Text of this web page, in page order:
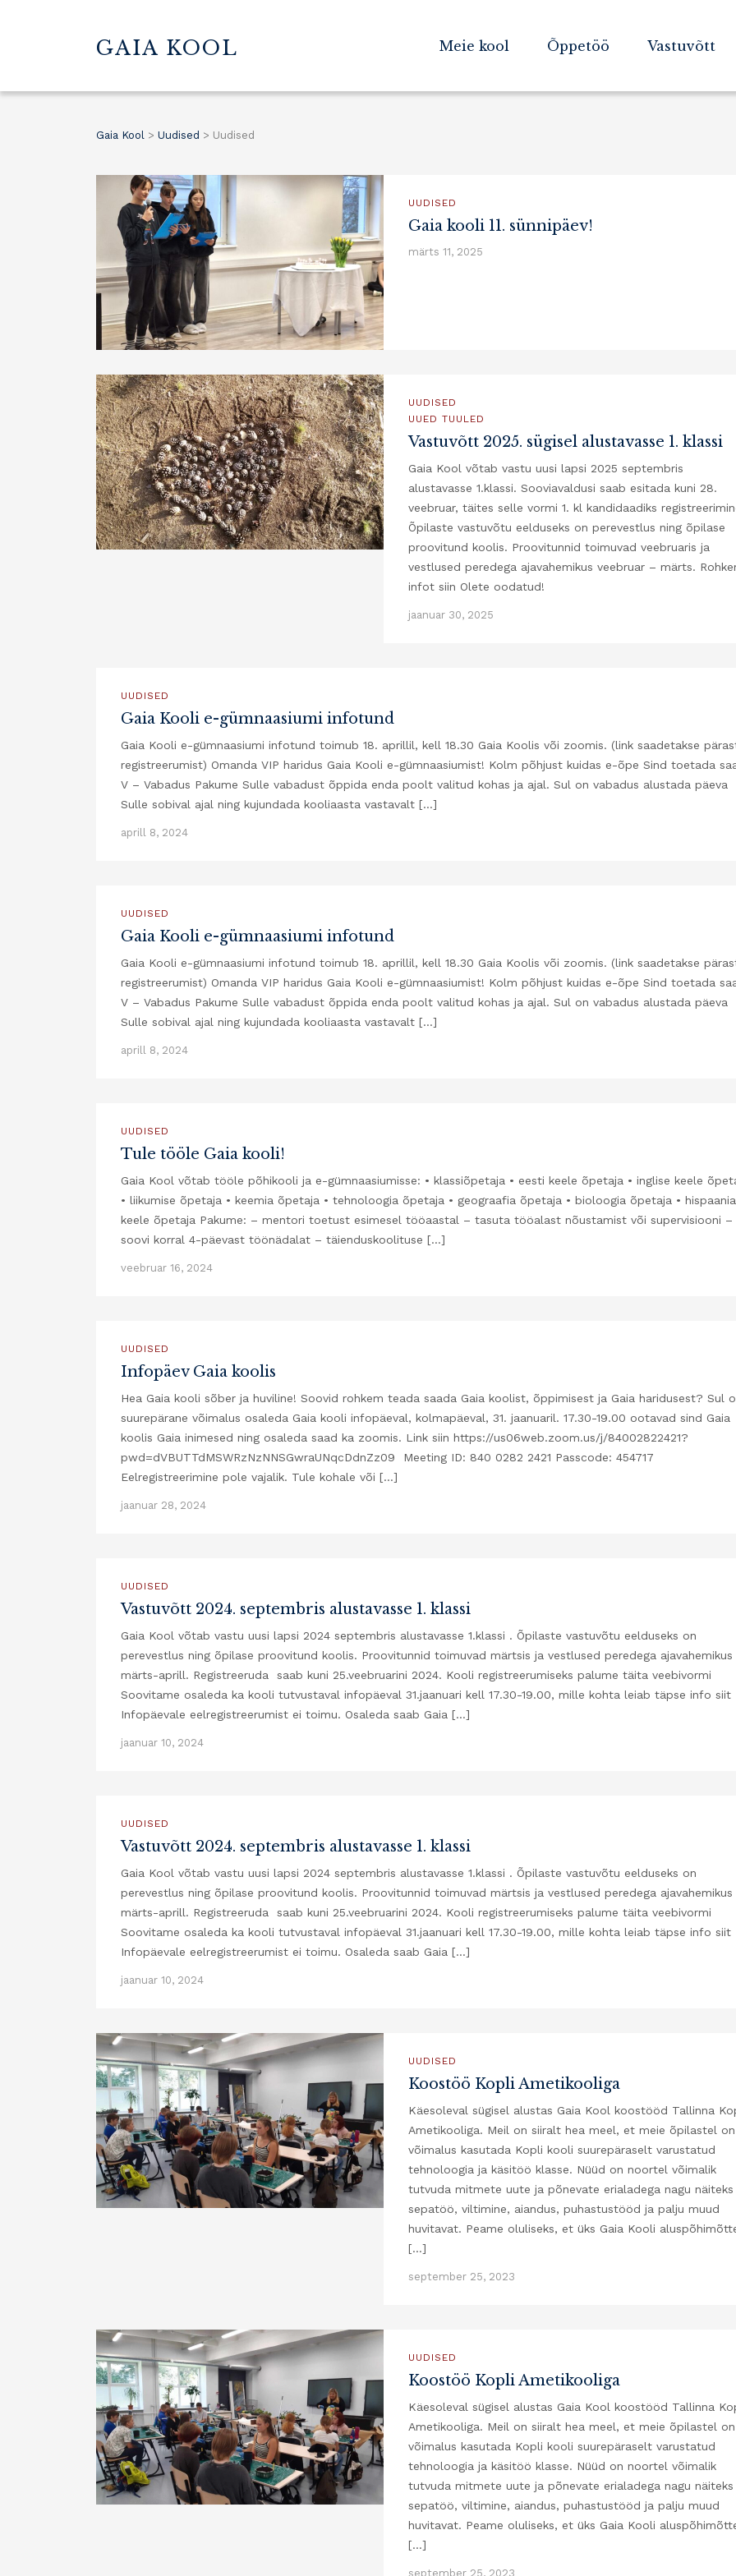
GAIA KOOL Meie kool Õppetöö Vastuvõtt
Gaia Kool > Uudised > Uudised
UUDISED
Gaia kooli 11. sünnipäev!
märts 11, 2025
UUDISED
UUED TUULED
Vastuvõtt 2025. sügisel alustavasse 1. klassi
Gaia Kool võtab vastu uusi lapsi 2025 septembris
alustavasse 1.klassi. Sooviavaldusi saab esitada kuni 28.
veebruar, täites selle vormi 1. kl kandidaadiks
Õpilaste vastuvõtu eelduseks on perevestlus ning õpilase
proovitund koolis. Proovitunnid toimuvad veebruaris ja
vestlused peredega ajavahemikus veebruar – märts.
infot siin Olete oodatud!
jaanuar 30, 2025
UUDISED
Gaia Kooli e-gümnaasiumi infotund
Gaia Kooli e-gümnaasiumi infotund toimub 18. aprillil, kell 18.30 Gaia Koolis või zoomis. (link saadetakse
registreerumist) Omanda VIP haridus Gaia Kooli e-gümnaasiumist! Kolm põhjust kuidas e-õpe Sind toetada
V – Vabadus Pakume Sulle vabadust õppida enda poolt valitud kohas ja ajal. Sul on vabadus alustada päeva
Sulle sobival ajal ning kujundada kooliaasta vastavalt […]
aprill 8, 2024
UUDISED
Gaia Kooli e-gümnaasiumi infotund
Gaia Kooli e-gümnaasiumi infotund toimub 18. aprillil, kell 18.30 Gaia Koolis või zoomis. (link saadetakse
registreerumist) Omanda VIP haridus Gaia Kooli e-gümnaasiumist! Kolm põhjust kuidas e-õpe Sind toetada
V – Vabadus Pakume Sulle vabadust õppida enda poolt valitud kohas ja ajal. Sul on vabadus alustada päeva
Sulle sobival ajal ning kujundada kooliaasta vastavalt […]
aprill 8, 2024
UUDISED
Tule tööle Gaia kooli!
Gaia Kool võtab tööle põhikooli ja e-gümnaasiumisse: • klassiõpetaja • eesti keele õpetaja • inglise keele
• liikumise õpetaja • keemia õpetaja • tehnoloogia õpetaja • geograafia õpetaja • bioloogia õpetaja • hispaania
keele õpetaja Pakume: – mentori toetust esimesel tööaastal – tasuta tööalast nõustamist või supervisiooni –
soovi korral 4-päevast töönädalat – täienduskoolituse […]
veebruar 16, 2024
UUDISED
Infopäev Gaia koolis
Hea Gaia kooli sõber ja huviline! Soovid rohkem teada saada Gaia koolist, õppimisest ja Gaia haridusest? Sul
suurepärane võimalus osaleda Gaia kooli infopäeval, kolmapäeval, 31. jaanuaril. 17.30-19.00 ootavad sind Gaia
koolis Gaia inimesed ning osaleda saad ka zoomis. Link siin https://us06web.zoom.us/j/84002822421?
pwd=dVBUTTdMSWRzNzNNSGwraUNqcDdnZz09 Meeting ID: 840 0282 2421 Passcode: 454717
Eelregistreerimine pole vajalik. Tule kohale või […]
jaanuar 28, 2024
UUDISED
Vastuvõtt 2024. septembris alustavasse 1. klassi
Gaia Kool võtab vastu uusi lapsi 2024 septembris alustavasse 1.klassi . Õpilaste vastuvõtu eelduseks on
perevestlus ning õpilase proovitund koolis. Proovitunnid toimuvad märtsis ja vestlused peredega ajavahemikus
märts-aprill. Registreeruda saab kuni 25.veebruarini 2024. Kooli registreerumiseks palume täita veebivormi
Soovitame osaleda ka kooli tutvustaval infopäeval 31.jaanuari kell 17.30-19.00, mille kohta leiab täpse info siit
Infopäevale eelregistreerumist ei toimu. Osaleda saab Gaia […]
jaanuar 10, 2024
UUDISED
Vastuvõtt 2024. septembris alustavasse 1. klassi
Gaia Kool võtab vastu uusi lapsi 2024 septembris alustavasse 1.klassi . Õpilaste vastuvõtu eelduseks on
perevestlus ning õpilase proovitund koolis. Proovitunnid toimuvad märtsis ja vestlused peredega ajavahemikus
märts-aprill. Registreeruda saab kuni 25.veebruarini 2024. Kooli registreerumiseks palume täita veebivormi
Soovitame osaleda ka kooli tutvustaval infopäeval 31.jaanuari kell 17.30-19.00, mille kohta leiab täpse info siit
Infopäevale eelregistreerumist ei toimu. Osaleda saab Gaia […]
jaanuar 10, 2024
UUDISED
Koostöö Kopli Ametikooliga
Käesoleval sügisel alustas Gaia Kool koostööd Tallinna
Ametikooliga. Meil on siiralt hea meel, et meie õpilastel on
võimalus kasutada Kopli kooli suurepäraselt varustatud
tehnoloogia ja käsitöö klasse. Nüüd on noortel võimalik
tutvuda mitmete uute ja põnevate erialadega nagu näiteks
sepatöö, viltimine, aiandus, puhastustööd ja palju muud
huvitavat. Peame oluliseks, et üks Gaia Kooli
[…]
september 25, 2023
UUDISED
Koostöö Kopli Ametikooliga
Käesoleval sügisel alustas Gaia Kool koostööd Tallinna
Ametikooliga. Meil on siiralt hea meel, et meie õpilastel on
võimalus kasutada Kopli kooli suurepäraselt varustatud
tehnoloogia ja käsitöö klasse. Nüüd on noortel võimalik
tutvuda mitmete uute ja põnevate erialadega nagu näiteks
sepatöö, viltimine, aiandus, puhastustööd ja palju muud
huvitavat. Peame oluliseks, et üks Gaia Kooli
[…]
september 25, 2023